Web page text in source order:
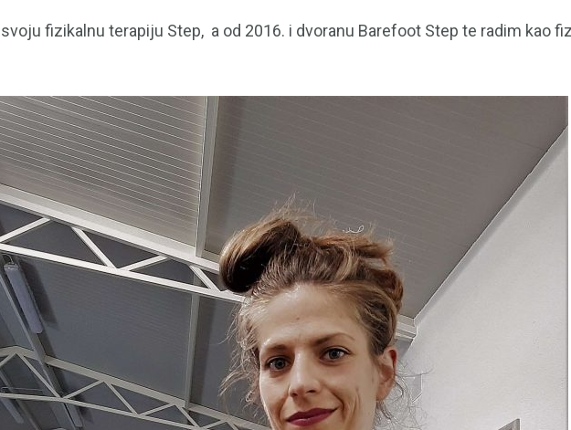
fizikalnu terapiju Step, a od 2016. i dvoranu Barefoot Step te radim kao